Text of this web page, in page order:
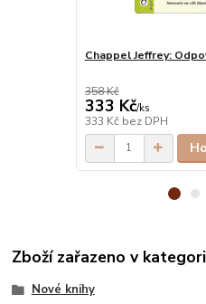
Chappel Jeffrey:
358 Kč
333 Kč/ks
333 Kč bez DPH
Zboží zařazeno v
Nové knihy